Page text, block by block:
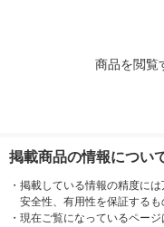
商品を閲覧
掲載商品の情報につい
・ 掲載している情報の精度には
安全性、有用性を保証するも
・ 現在ご覧になっているペー